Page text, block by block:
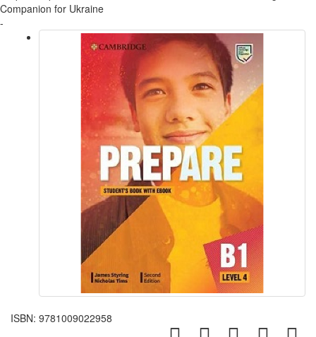
Companion for Ukraine
-
ISBN: 9781009022958